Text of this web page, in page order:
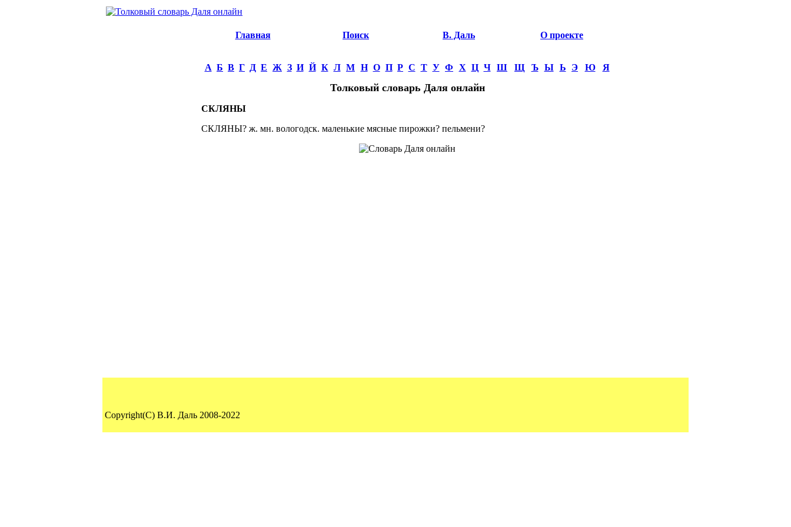
Главная Поиск В. Даль О проекте
А Б В Г Д Е Ж З И Й К Л М Н О П Р С Т У Ф Х Ц Ч Ш Щ Ъ Ы Ь Э Ю Я
Толковый словарь Даля онлайн
СКЛЯНЫ
СКЛЯНЫ? ж. мн. вологодск. маленькие мясные пирожки? пельмени?
Copyright(C) В.И. Даль 2008-2022